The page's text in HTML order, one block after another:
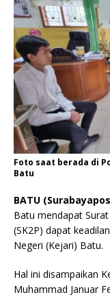
Foto saat berada di
Batu
BATU
Batu mendapat
(SK2P) dapat
Negeri (Kejari) Batu.
Hal ini disampaikan
Muhammad Januar